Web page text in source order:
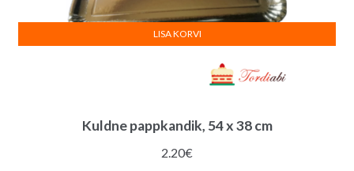
Kuldne pappkandik, 54 x 38 cm
2.20€
LISA KORVI